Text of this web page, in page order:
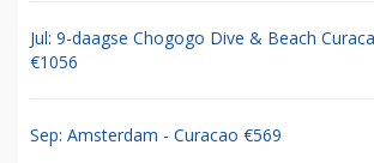
Jul: 9-daagse Chogogo Dive & Beach
€1056
Sep: Amsterdam - Curacao €569